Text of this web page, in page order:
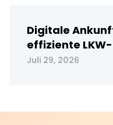
Digitale
effiziente
Juli 29, 2026